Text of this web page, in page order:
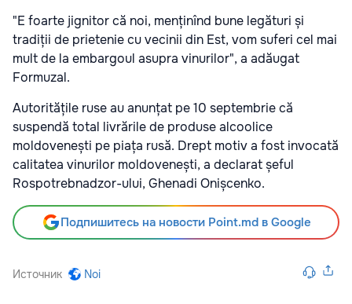
"E foarte jignitor că noi, menținînd bune legături și
tradiții de prietenie cu vecinii din Est, vom suferi cel mai
mult de la embargoul asupra vinurilor", a adăugat
Formuzal.
Autoritățile ruse au anunțat pe 10 septembrie că
suspendă total livrările de produse alcoolice
moldovenești pe piața rusă. Drept motiv a fost invocată
calitatea vinurilor moldovenești, a declarat șeful
Rospotrebnadzor-ului, Ghenadi Onișcenko.
Подпишитесь на новости Point.md в Google
Источник Noi